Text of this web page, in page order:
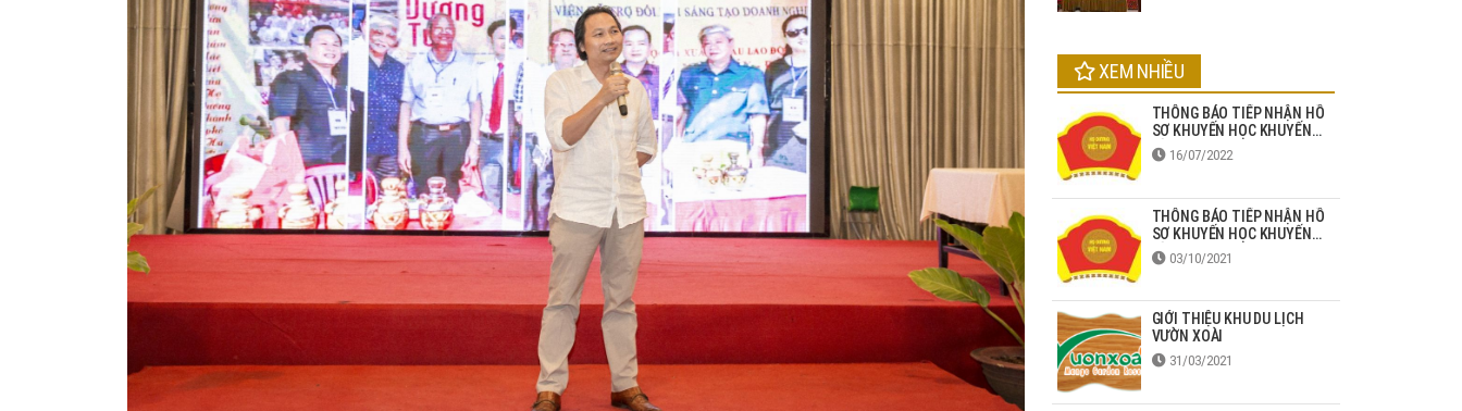
XEM NHIỀU
THÔNG BÁO TIẾP NHẬN HỒ
SƠ KHUYẾN HỌC KHUYẾN
TÀI HỌ DƯƠNG NĂM 2022
16/07/2022
THÔNG BÁO TIẾP NHẬN HỒ
SƠ KHUYẾN HỌC KHUYẾN
TÀI HỌ DƯƠNG NĂM 2021
03/10/2021
GIỚI THIỆU KHU DU LỊCH
VƯỜN XOÀI
31/03/2021